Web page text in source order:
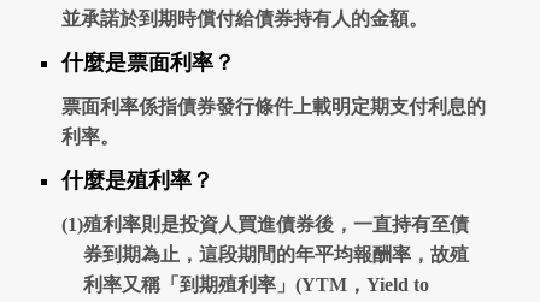
並承諾於到期時償付給債券持有人的金額。
什麼是票面利率？
票面利率係指債券發行條件上載明定期支付利息的
利率。
什麼是殖利率？
(1)殖利率則是投資人買進債券後，一直持有至債
券到期為止，這段期間的年平均報酬率，故殖
利率又稱「到期殖利率」(YTM，Yield to